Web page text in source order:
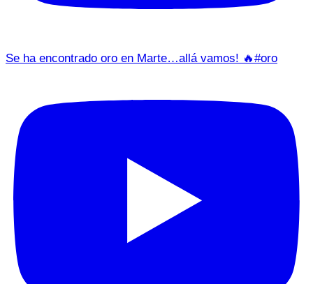
Se ha encontrado oro en Marte…allá vamos! 🔥#oro